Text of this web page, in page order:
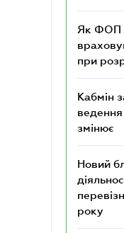
Як ФОП
при
Кабмін
змінює
Новий
року